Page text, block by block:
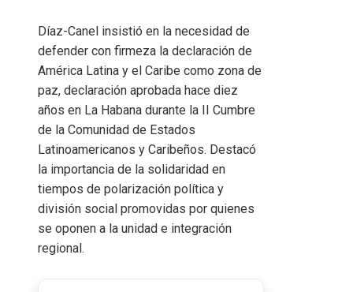
Díaz-Canel insistió en la necesidad de
defender con firmeza la declaración de
América Latina y el Caribe como zona de
paz, declaración aprobada hace diez
años en La Habana durante la II Cumbre
de la Comunidad de Estados
Latinoamericanos y Caribeños. Destacó
la importancia de la solidaridad en
tiempos de polarización política y
división social promovidas por quienes
se oponen a la unidad e integración
regional.